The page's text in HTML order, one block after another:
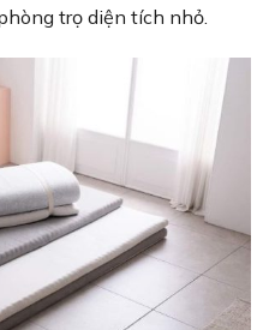
trọ diện tích nhỏ.